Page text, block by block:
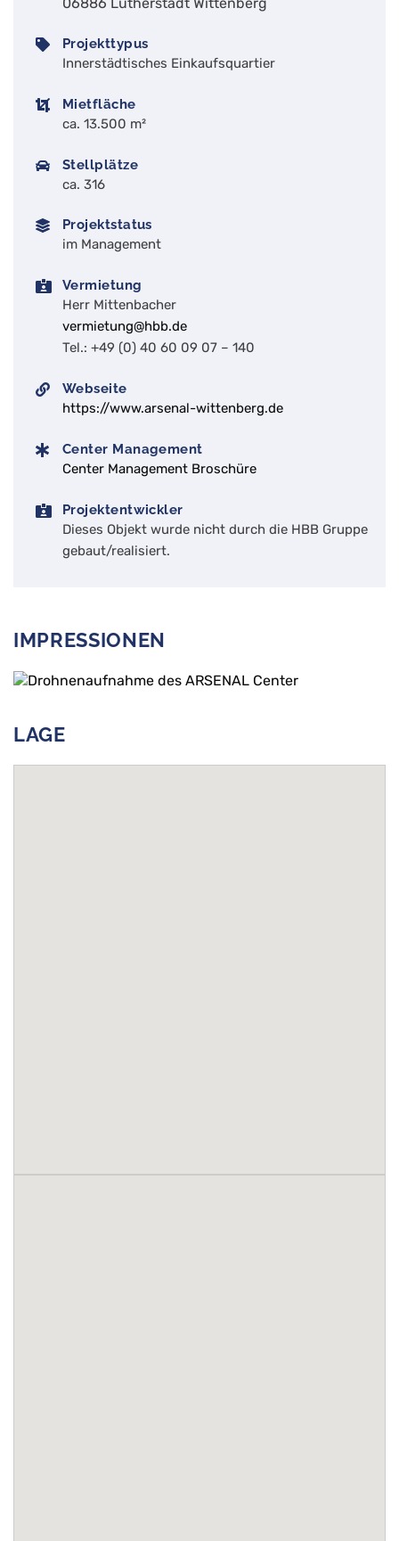
Projekttypus
Innerstädtisches Einkaufsquartier
Mietfläche
ca. 13.500 m²
Stellplätze
ca. 316
Projektstatus
im Management
Vermietung
Herr Mittenbacher
vermietung@hbb.de
Tel.: +49 (0) 40 60 09 07 – 140
Webseite
https://www.arsenal-wittenberg.de
Center Management
Center Management Broschüre
Projektentwickler
Dieses Objekt wurde nicht durch die HBB Gruppe
gebaut/realisiert.
IMPRESSIONEN
LAGE